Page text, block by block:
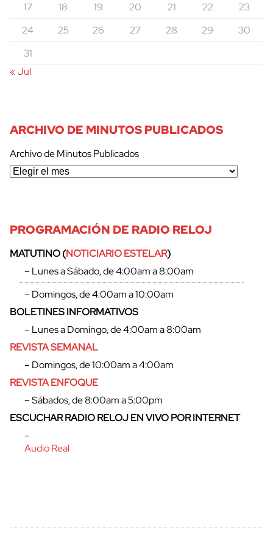
17
18 19 20 21 22
23
24
25 26 27 28 29
30
31
« Jul
ARCHIVO DE MINUTOS PUBLICADOS
Archivo de Minutos Publicados
PROGRAMACIÓN DE RADIO RELOJ
MATUTINO (NOTICIARIO ESTELAR)
– Lunes a Sábado, de 4:00am a 8:00am
– Domingos, de 4:00am a 10:00am
BOLETINES INFORMATIVOS
– Lunes a Domingo, de 4:00am a 8:00am
REVISTA SEMANAL
– Domingos, de 10:00am a 4:00am
REVISTA ENFOQUE
– Sábados, de 8:00am a 5:00pm
ESCUCHAR RADIO RELOJ EN VIVO POR INTERNET
–
Audio Real